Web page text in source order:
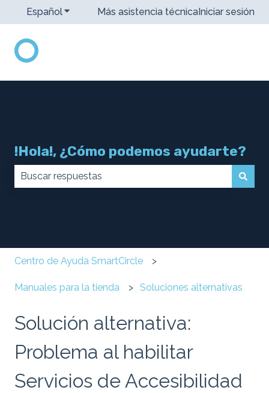
EspañolTraducciones de Mostrar submenú de
Más asistencia técnicaIniciar sesión
!Hola!, ¿Cómo podemos ayudarte?
Centro de Ayuda SmartCircle
Manuales para la tienda Soluciones alternativas
Solución alternativa:
Problema al habilitar
Servicios de Accesibilidad